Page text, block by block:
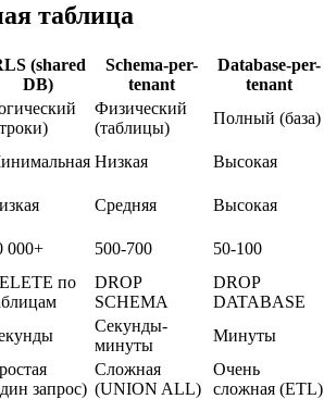
таблица
(shared
DB)
Schema-per-
tenant
Database-per-
tenant
Физический
(таблицы)
Полный (база)
Низкая
Высокая
Средняя
Высокая
000+ 500-700 50-100
по
DROP
SCHEMA
DROP
DATABASE
Секунды-
минуты
Минуты
запрос)
Сложная
(UNION ALL)
Очень
сложная (ETL)